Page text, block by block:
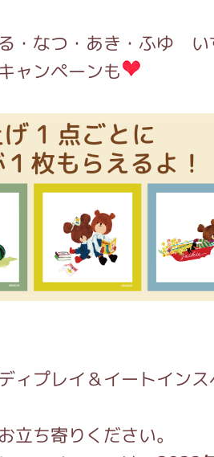
・なつ・あき・ふゆ い
ャンペーンも
ィプレイ＆イートイン
立ち寄りください。